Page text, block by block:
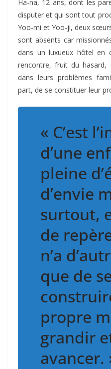
Ha-na, 12 ans, dont les
disputer et qui sont tout
Yoo-mi et Yoo-ji, deux
sont absents car
dans un luxueux hôtel en
rencontre, fruit du
dans leurs problèmes
part, de se constituer leur
« C’est
d’une
pleine
d’envie
surtout,
de
n’a
que de
propre
grandir
avancer.